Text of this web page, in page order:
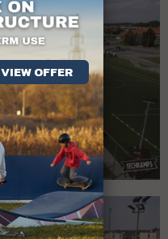
VIEW OFFER